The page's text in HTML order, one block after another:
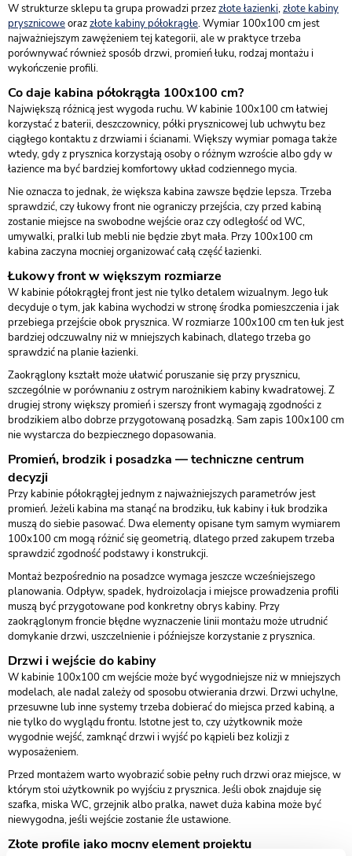
W strukturze sklepu ta grupa prowadzi przezzłote łazienki,złote kabiny
prysznicoweorazzłote kabiny półokrągłe. Wymiar 100x100 cm jest
najważniejszym zawężeniem tej kategorii, ale w praktyce trzeba
porównywać również sposób drzwi, promień łuku, rodzaj montażu i
wykończenie profili.
Co daje kabina półokrągła 100x100 cm?
Największą różnicą jest wygoda ruchu. W kabinie 100x100 cm łatwiej
korzystać z baterii, deszczownicy, półki prysznicowej lub uchwytu bez
ciągłego kontaktu z drzwiami i ścianami. Większy wymiar pomaga także
wtedy, gdy z prysznica korzystają osoby o różnym wzroście albo gdy w
łazience ma być bardziej komfortowy układ codziennego mycia.
Nie oznacza to jednak, że większa kabina zawsze będzie lepsza. Trzeba
sprawdzić, czy łukowy front nie ograniczy przejścia, czy przed kabiną
zostanie miejsce na swobodne wejście oraz czy odległość od WC,
umywalki, pralki lub mebli nie będzie zbyt mała. Przy 100x100 cm
kabina zaczyna mocniej organizować całą część łazienki.
Łukowy front w większym rozmiarze
W kabinie półokrągłej front jest nie tylko detalem wizualnym. Jego łuk
decyduje o tym, jak kabina wychodzi w stronę środka pomieszczenia i jak
przebiega przejście obok prysznica. W rozmiarze 100x100 cm ten łuk jest
bardziej odczuwalny niż w mniejszych kabinach, dlatego trzeba go
sprawdzić na planie łazienki.
Zaokrąglony kształt może ułatwić poruszanie się przy prysznicu,
szczególnie w porównaniu z ostrym narożnikiem kabiny kwadratowej. Z
drugiej strony większy promień i szerszy front wymagają zgodności z
brodzikiem albo dobrze przygotowaną posadzką. Sam zapis 100x100 cm
nie wystarcza do bezpiecznego dopasowania.
Promień, brodzik i posadzka — techniczne centrum
decyzji
Przy kabinie półokrągłej jednym z najważniejszych parametrów jest
promień. Jeżeli kabina ma stanąć na brodziku, łuk kabiny i łuk brodzika
muszą do siebie pasować. Dwa elementy opisane tym samym wymiarem
100x100 cm mogą różnić się geometrią, dlatego przed zakupem trzeba
sprawdzić zgodność podstawy i konstrukcji.
Montaż bezpośrednio na posadzce wymaga jeszcze wcześniejszego
planowania. Odpływ, spadek, hydroizolacja i miejsce prowadzenia profili
muszą być przygotowane pod konkretny obrys kabiny. Przy
zaokrąglonym froncie błędne wyznaczenie linii montażu może utrudnić
domykanie drzwi, uszczelnienie i późniejsze korzystanie z prysznica.
Drzwi i wejście do kabiny
W kabinie 100x100 cm wejście może być wygodniejsze niż w mniejszych
modelach, ale nadal zależy od sposobu otwierania drzwi. Drzwi uchylne,
przesuwne lub inne systemy trzeba dobierać do miejsca przed kabiną, a
nie tylko do wyglądu frontu. Istotne jest to, czy użytkownik może
wygodnie wejść, zamknąć drzwi i wyjść po kąpieli bez kolizji z
wyposażeniem.
Przed montażem warto wyobrazić sobie pełny ruch drzwi oraz miejsce, w
którym stoi użytkownik po wyjściu z prysznica. Jeśli obok znajduje się
szafka, miska WC, grzejnik albo pralka, nawet duża kabina może być
niewygodna, jeśli wejście zostanie źle ustawione.
Złote profile jako mocny element projektu